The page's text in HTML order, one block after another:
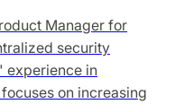
Manager for
security
experience in
on increasing